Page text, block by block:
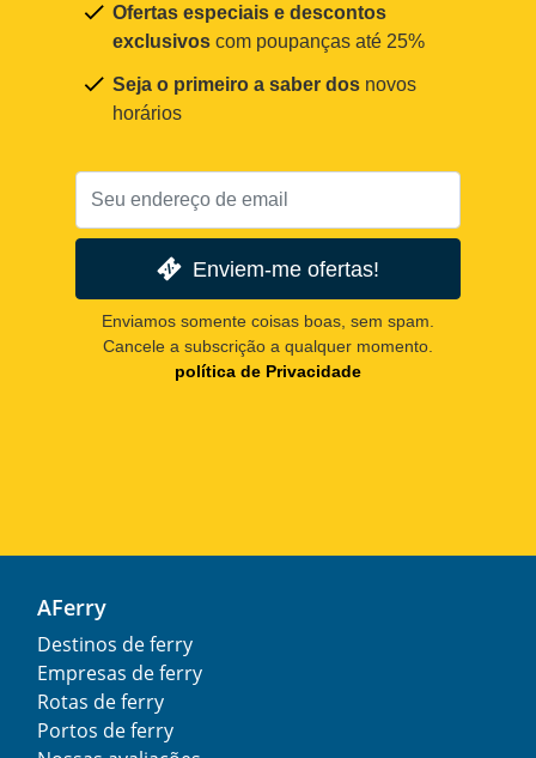
Ofertas especiais e descontos
exclusivos com poupanças até 25%
Seja o primeiro a saber dos novos
horários
Enviem-me ofertas!
Enviamos somente coisas boas, sem spam.
Cancele a subscrição a qualquer momento.
política de Privacidade
AFerry
Destinos de ferry
Empresas de ferry
Rotas de ferry
Portos de ferry